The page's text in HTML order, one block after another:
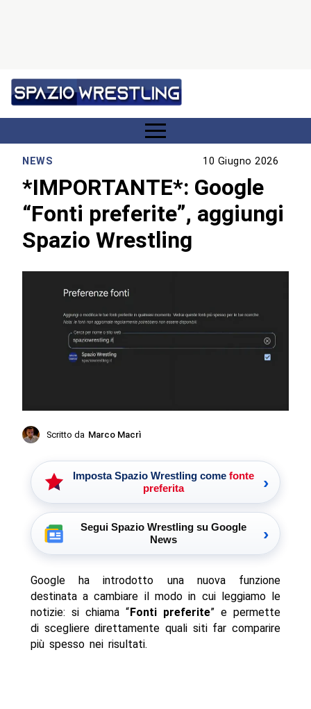
NEWS 10 Giugno 2026
*IMPORTANTE*: Google
“Fonti preferite”, aggiungi
Spazio Wrestling
Scritto da Marco Macrì
Imposta Spazio Wrestling come fonte
preferita
›
Segui Spazio Wrestling su Google
News
›
Google ha introdotto una nuova funzione
destinata a cambiare il modo in cui leggiamo le
notizie: si chiama “ Fonti preferite” e permette
di scegliere direttamente quali siti far comparire
più spesso nei risultati.